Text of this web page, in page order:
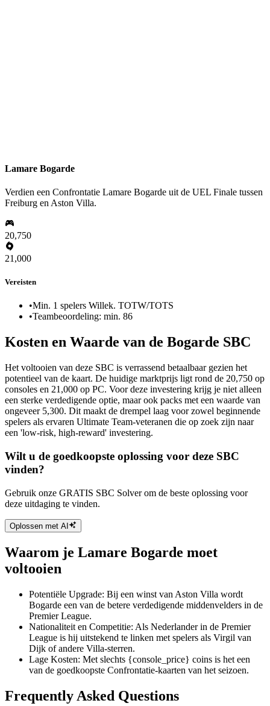
Lamare Bogarde
Verdien een Confrontatie Lamare Bogarde uit de UEL Finale tussen
Freiburg en Aston Villa.
20,750
21,000
Vereisten
•Min. 1 spelers Willek. TOTW/TOTS
•Teambeoordeling: min. 86
Kosten en Waarde van de Bogarde SBC
Het voltooien van deze SBC is verrassend betaalbaar gezien het
potentieel van de kaart. De huidige marktprijs ligt rond de 20,750 op
consoles en 21,000 op PC. Voor deze investering krijg je niet alleen
een sterke verdedigende optie, maar ook packs met een waarde van
ongeveer 5,300. Dit maakt de drempel laag voor zowel beginnende
spelers als ervaren Ultimate Team-veteranen die op zoek zijn naar
een 'low-risk, high-reward' investering.
Wilt u de goedkoopste oplossing voor deze SBC
vinden?
Gebruik onze GRATIS SBC Solver om de beste oplossing voor
deze uitdaging te vinden.
Oplossen met AI
Waarom je Lamare Bogarde moet
voltooien
Potentiële Upgrade: Bij een winst van Aston Villa wordt
Bogarde een van de betere verdedigende middenvelders in de
Premier League.
Nationaliteit en Competitie: Als Nederlander in de Premier
League is hij uitstekend te linken met spelers als Virgil van
Dijk of andere Villa-sterren.
Lage Kosten: Met slechts {console_price} coins is het een
van de goedkoopste Confrontatie-kaarten van het seizoen.
Frequently Asked Questions